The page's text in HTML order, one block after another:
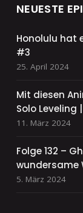
NEUESTE
Honolulu hat
#3
25. April 2024
Mit diesen
Solo Leveling
11. März 2024
Folge 132 –
wundersame
5. März 2024